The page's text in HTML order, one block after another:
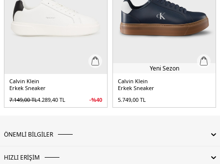
Calvin Klein
Erkek Sneaker
7.149,00TL4.289,40 TL -%40
Yeni Sezon
Calvin Klein
Erkek Sneaker
5.749,00 TL
ÖNEMLİ BİLGİLER
HIZLI ERİŞİM